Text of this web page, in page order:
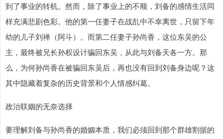
到了事业的转机。然而，除了事业上的不顺，刘备的感情生活同
样充满悲剧色彩。他的第一任妻子在战乱中不幸离世，只留下年
幼的儿子刘禅（阿斗）。而第二任妻子孙尚香，这位东吴的公
主，最终被兄长孙权设计骗回东吴，从此与刘备天各一方。那
么，为何孙尚香在被骗回东吴后，再也没有回到刘备身边呢？这
其中隐藏着复杂的历史背景和个人情感纠葛。
政治联姻的无奈选择
要理解刘备与孙尚香的婚姻本质，我们必须回到那个群雄割据的